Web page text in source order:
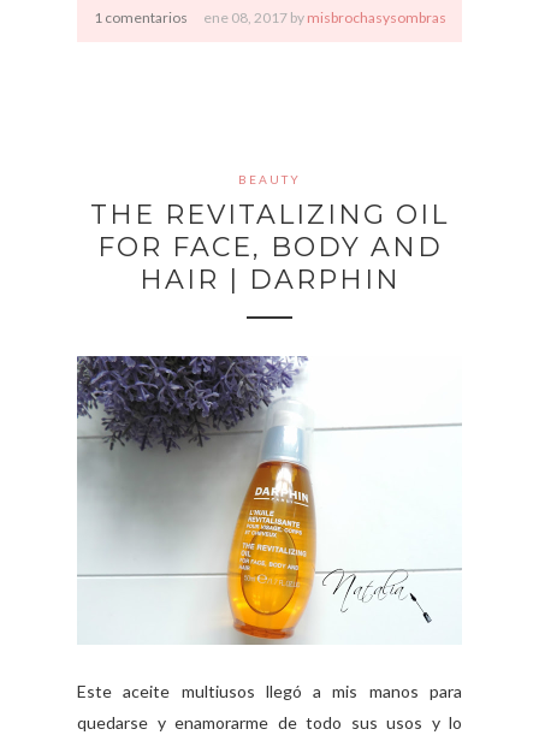
1 comentarios ene 08, 2017 by misbrochasysombras
BEAUTY
THE REVITALIZING OIL
FOR FACE, BODY AND
HAIR | DARPHIN
Este aceite multiusos llegó a mis manos para
quedarse y enamorarme de todo sus usos y lo